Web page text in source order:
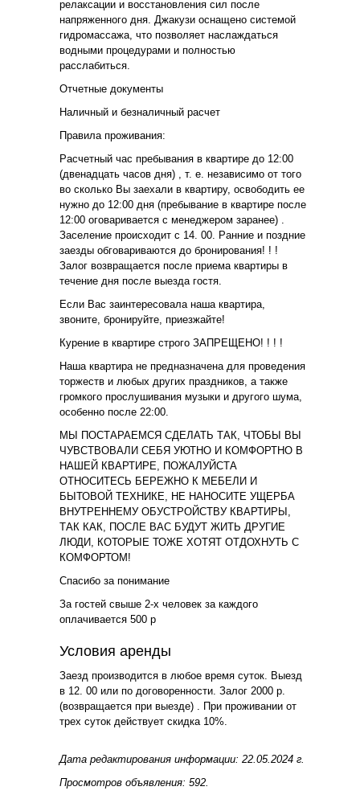
релаксации и восстановления сил после
напряженного дня. Джакузи оснащено системой
гидромассажа, что позволяет наслаждаться
водными процедурами и полностью
расслабиться.
Отчетные документы
Наличный и безналичный расчет
Правила проживания:
Расчетный час пребывания в квартире до 12:00
(двенадцать часов дня) , т. е. независимо от того
во сколько Вы заехали в квартиру, освободить ее
нужно до 12:00 дня (пребывание в квартире после
12:00 оговаривается с менеджером заранее) .
Заселение происходит с 14. 00. Ранние и поздние
заезды обговариваются до бронирования! ! !
Залог возвращается после приема квартиры в
течение дня после выезда гостя.
Если Вас заинтересовала наша квартира,
звоните, бронируйте, приезжайте!
Курение в квартире строго ЗАПРЕЩЕНО! ! ! !
Наша квартира не предназначена для проведения
торжеств и любых других праздников, а также
громкого прослушивания музыки и другого шума,
особенно после 22:00.
МЫ ПОСТАРАЕМСЯ СДЕЛАТЬ ТАК, ЧТОБЫ ВЫ
ЧУВСТВОВАЛИ СЕБЯ УЮТНО И КОМФОРТНО В
НАШЕЙ КВАРТИРЕ, ПОЖАЛУЙСТА
ОТНОСИТЕСЬ БЕРЕЖНО К МЕБЕЛИ И
БЫТОВОЙ ТЕХНИКЕ, НЕ НАНОСИТЕ УЩЕРБА
ВНУТРЕННЕМУ ОБУСТРОЙСТВУ КВАРТИРЫ,
ТАК КАК, ПОСЛЕ ВАС БУДУТ ЖИТЬ ДРУГИЕ
ЛЮДИ, КОТОРЫЕ ТОЖЕ ХОТЯТ ОТДОХНУТЬ С
КОМФОРТОМ!
Спасибо за понимание
За гостей свыше 2-х человек за каждого
оплачивается 500 р
Условия аренды
Заезд производится в любое время суток. Выезд
в 12. 00 или по договоренности. Залог 2000 р.
(возвращается при выезде) . При проживании от
трех суток действует скидка 10%.
Дата редактирования информации: 22.05.2024 г.
Просмотров объявления: 592.